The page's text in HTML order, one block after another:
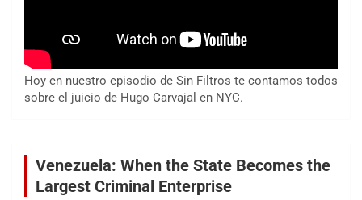
Hoy en nuestro episodio de Sin Filtros te contamos todos
sobre el juicio de Hugo Carvajal en NYC.
Venezuela: When the State Becomes the
Largest Criminal Enterprise